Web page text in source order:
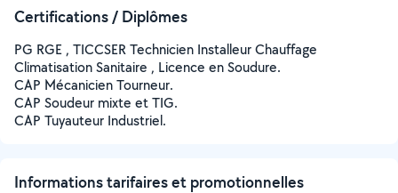
Certifications / Diplômes
PG RGE , TICCSER Technicien Installeur Chauffage
Climatisation Sanitaire , Licence en Soudure.
CAP Mécanicien Tourneur.
CAP Soudeur mixte et TIG.
CAP Tuyauteur Industriel.
Informations tarifaires et promotionnelles